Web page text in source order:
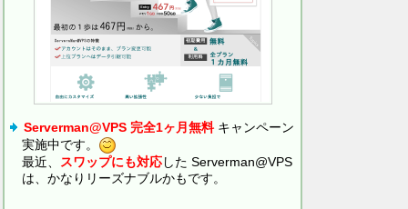
Serverman@VPS 完全1ヶ月無料キャンペーン
実施中です。
最近、
スワップにも対応した Serverman@VPS
は、かなりリーズナブルかもです。